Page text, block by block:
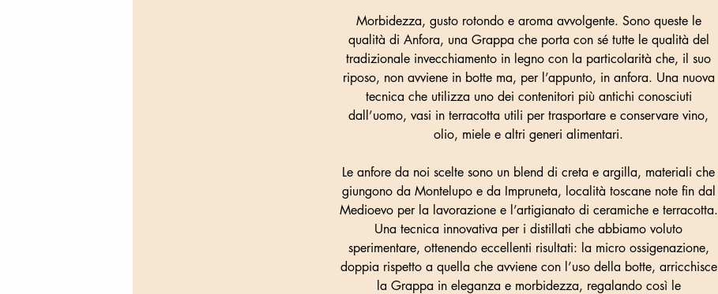
Morbidezza, gusto rotondo e aroma avvolgente. Sono queste le
qualità di Anfora, una Grappa che porta con sé tutte le qualità del
tradizionale invecchiamento in legno con la particolarità che, il suo
riposo, non avviene in botte ma, per l’appunto, in anfora. Una nuova
tecnica che utilizza uno dei contenitori più antichi conosciuti
dall’uomo, vasi in terracotta utili per trasportare e conservare vino,
olio, miele e altri generi alimentari.
Le anfore da noi scelte sono un blend di creta e argilla, materiali che
giungono da Montelupo e da Impruneta, località toscane note fin dal
Medioevo per la lavorazione e l’artigianato di ceramiche e terracotta.
Una tecnica innovativa per i distillati che abbiamo voluto
sperimentare, ottenendo eccellenti risultati: la micro ossigenazione,
doppia rispetto a quella che avviene con l’uso della botte, arricchisce
la Grappa in eleganza e morbidezza, regalando così le